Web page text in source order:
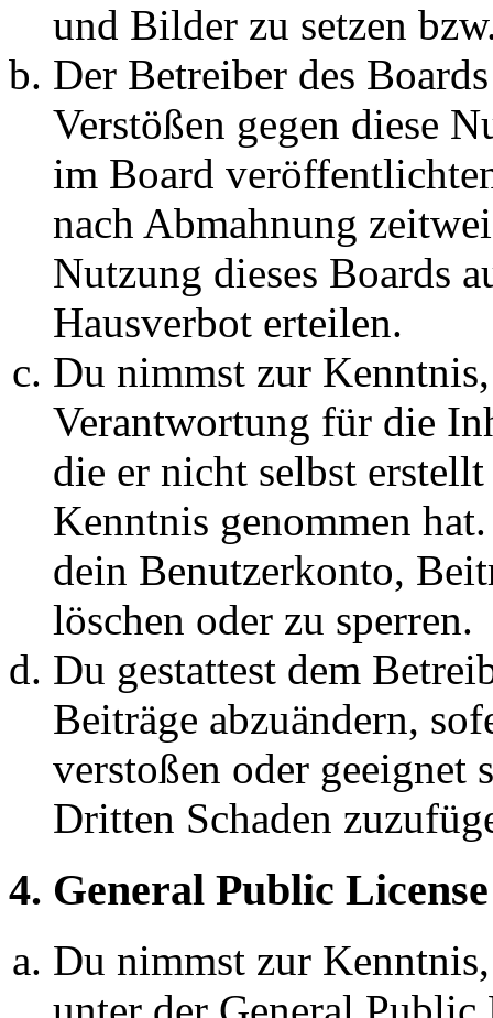
und Bilder zu setzen
Der Betreiber des
Verstößen gegen diese
im Board
nach Abmahnung
Nutzung dieses Boards
Hausverbot erteilen.
Du nimmst zur
Verantwortung für die
die er nicht selbst
Kenntnis genommen
dein Benutzerkonto,
löschen oder zu sperren.
Du gestattest dem
Beiträge abzuändern,
verstoßen oder geeignet
Dritten Schaden
4. General Public License
Du nimmst zur